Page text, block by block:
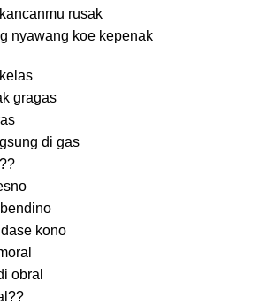
rusak
nyawang koe kepenak
gragas
di gas
kono
obral